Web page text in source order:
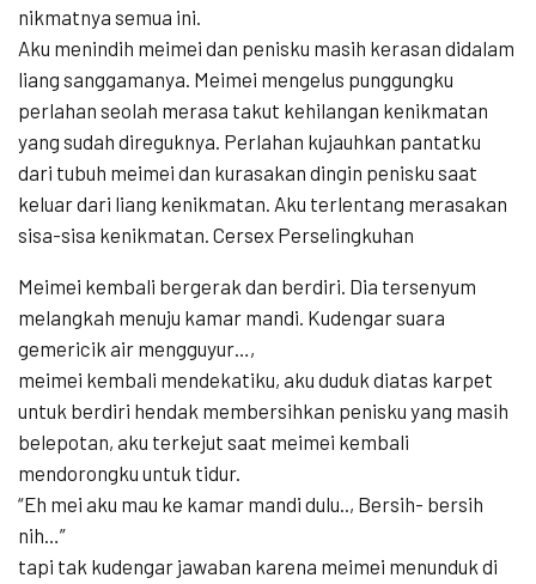
nikmatnya semua ini.
Aku menindih meimei dan penisku masih kerasan didalam
liang sanggamanya. Meimei mengelus punggungku
perlahan seolah merasa takut kehilangan kenikmatan
yang sudah direguknya. Perlahan kujauhkan pantatku
dari tubuh meimei dan kurasakan dingin penisku saat
keluar dari liang kenikmatan. Aku terlentang merasakan
sisa-sisa kenikmatan. Cersex Perselingkuhan
Meimei kembali bergerak dan berdiri. Dia tersenyum
melangkah menuju kamar mandi. Kudengar suara
gemericik air mengguyur…,
meimei kembali mendekatiku, aku duduk diatas karpet
untuk berdiri hendak membersihkan penisku yang masih
belepotan, aku terkejut saat meimei kembali
mendorongku untuk tidur.
“Eh mei aku mau ke kamar mandi dulu.., Bersih- bersih
nih…”
tapi tak kudengar jawaban karena meimei menunduk di